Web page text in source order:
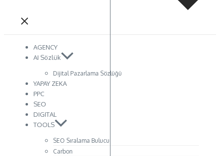
AGENCY
AI Sözlük
Dijital Pazarlama Sözlüğü
YAPAY ZEKA
PPC
SEO
DIGITAL
TOOLS
SEO Sıralama Bulucu
Carbon